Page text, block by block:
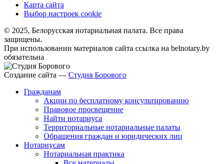
Карта сайта
Выбор настроек cookie
© 2025, Белорусская нотариальная палата. Все права
защищены.
При использовании материалов сайта ссылка на belnotary.by
обязательна
Создание сайта — Студия Борового
Гражданам
Акции по бесплатному консультированию
Правовое просвещение
Найти нотариуса
Территориальные нотариальные палаты
Обращения граждан и юридических лиц
Нотариусам
Нотариальная практика